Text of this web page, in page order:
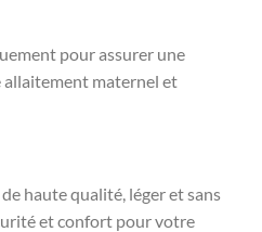
pour assurer une
maternel et
haute qualité, léger et sans
et confort pour votre